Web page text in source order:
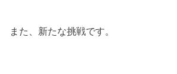
また、新たな挑戦です。